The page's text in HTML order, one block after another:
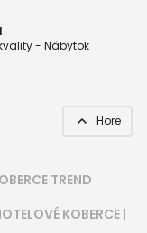
- Nábytok
Hore
TREND
KOBERCE|